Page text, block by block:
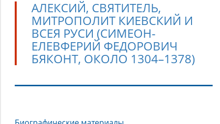
АЛЕКСИЙ, СВЯТИТЕЛЬ,
МИТРОПОЛИТ КИЕВСКИЙ И
ВСЕЯ РУСИ (СИМЕОН-
ЕЛЕВФЕРИЙ ФЕДОРОВИЧ
БЯКОНТ, ОКОЛО 1304–1378)